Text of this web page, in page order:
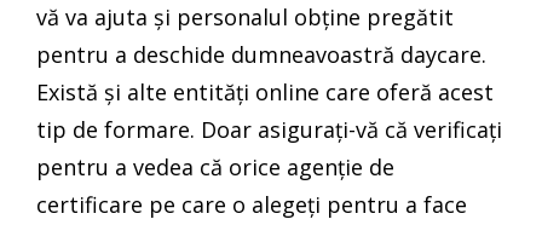
vă va ajuta și personalul obține pregătit
pentru a deschide dumneavoastră daycare.
Există și alte entități online care oferă acest
tip de formare. Doar asigurați-vă că verificați
pentru a vedea că orice agenție de
certificare pe care o alegeți pentru a face